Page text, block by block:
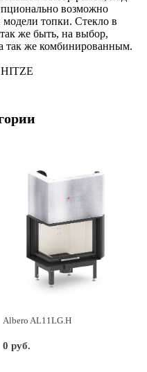
возможно
топки. Стекло в
же быть, на выбор,
так же комбинированным.
Albero AL11LG.H
0 руб.